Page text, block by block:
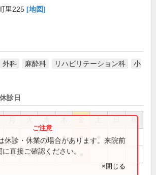
里225 [地図]
外科 麻酔科 リハビリテーション科
小
診日
祝
● ● ● ● ●
● ● ●
休診・休業の場合があります。来院前
直接ご確認ください。
×閉じる